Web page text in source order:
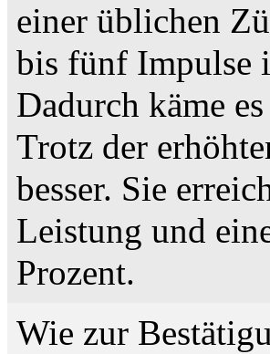
einer üblichen
bis fünf Impulse
Dadurch käme
Trotz der
besser. Sie
Leistung und
Prozent.
Wie zur